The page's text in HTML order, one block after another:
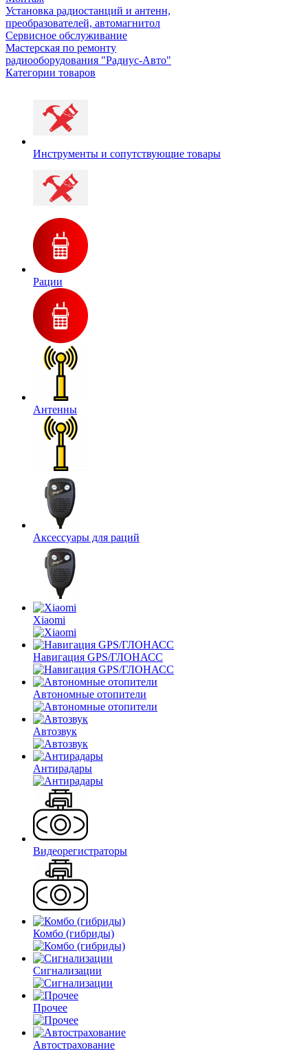
Установка радиостанций и антенн,
преобразователей, автомагнитол
Сервисное обслуживание
Мастерская по ремонту
радиооборудования "Радиус-Авто"
Категории товаров
Инструменты и сопутствующие товары
Рации
Антенны
Аксессуары для раций
Xiaomi
Навигация GPS/ГЛОНАСС
Автономные отопители
Автозвук
Антирадары
Видеорегистраторы
Комбо (гибриды)
Сигнализации
Прочее
Автострахование